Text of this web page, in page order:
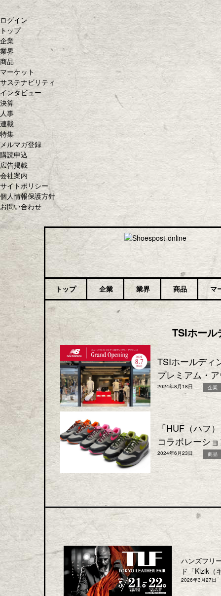
ログイン
トップ
企業
業界
商品
マーケット
サステナビリティ
インタビュー
決算
人事
連載
特集
メルマガ登録
購読申込
広告掲載
会社案内
サイトポリシー
個人情報保護方針
お問い合わせ
トップ 企業 業界 商品 マ
TSIホール
TSIホールディ
プレミアム・
2024年8月18日 企業
「HUF（ハフ
コラボレーシ
2024年6月23日 商品
ハンズフリ
ド「Kizik（
2026年3月27日